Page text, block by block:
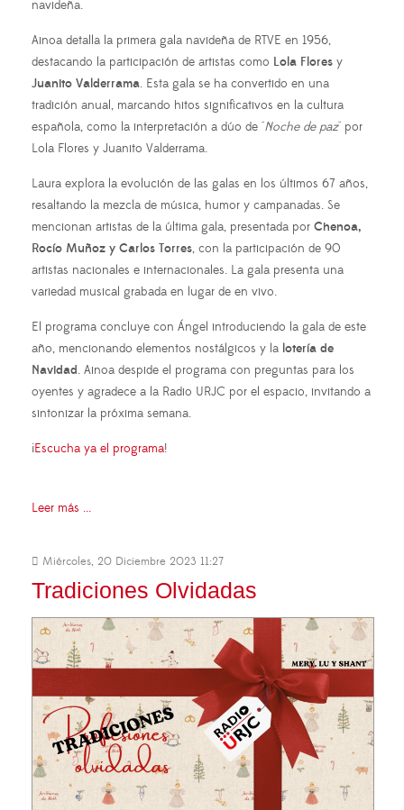
navideña.
Ainoa detalla la primera gala navideña de RTVE en 1956,
destacando la participación de artistas como Lola Flores y
Juanito Valderrama. Esta gala se ha convertido en una
tradición anual, marcando hitos significativos en la cultura
española, como la interpretación a dúo de "Noche de paz" por
Lola Flores y Juanito Valderrama.
Laura explora la evolución de las galas en los últimos 67 años,
resaltando la mezcla de música, humor y campanadas. Se
mencionan artistas de la última gala, presentada por Chenoa,
Rocío Muñoz y Carlos Torres, con la participación de 90
artistas nacionales e internacionales. La gala presenta una
variedad musical grabada en lugar de en vivo.
El programa concluye con Ángel introduciendo la gala de este
año, mencionando elementos nostálgicos y la lotería de
Navidad. Ainoa despide el programa con preguntas para los
oyentes y agradece a la Radio URJC por el espacio, invitando a
sintonizar la próxima semana.
¡Escucha ya el programa!
Leer más ...
Miércoles, 20 Diciembre 2023 11:27
Tradiciones Olvidadas